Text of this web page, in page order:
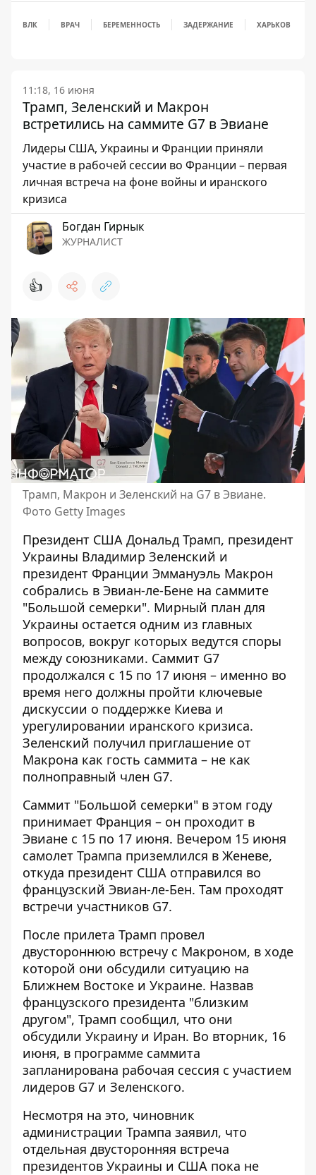
ВЛК ВРАЧ БЕРЕМЕННОСТЬ ЗАДЕРЖАНИЕ ХАРЬКОВ
11:18, 16 июня
Трамп, Зеленский и Макрон
встретились на саммите G7 в Эвиане
Лидеры США, Украины и Франции приняли
участие в рабочей сессии во Франции – первая
личная встреча на фоне войны и иранского
кризиса
Богдан Гирнык
ЖУРНАЛИСТ
👍
Трамп, Макрон и Зеленский на G7 в Эвиане.
Фото Getty Images
Президент США Дональд Трамп, президент
Украины Владимир Зеленский и
президент Франции Эммануэль Макрон
собрались в Эвиан-ле-Бене на саммите
"Большой семерки". Мирный план для
Украины остается одним из главных
вопросов, вокруг которых ведутся споры
между союзниками. Саммит G7
продолжался с 15 по 17 июня – именно во
время него должны пройти ключевые
дискуссии о поддержке Киева и
урегулировании иранского кризиса.
Зеленский получил приглашение от
Макрона как гость саммита – не как
полноправный член G7.
Саммит "Большой семерки" в этом году
принимает Франция – он проходит в
Эвиане с 15 по 17 июня. Вечером 15 июня
самолет Трампа приземлился в Женеве,
откуда президент США отправился во
французский Эвиан-ле-Бен. Там проходят
встречи участников G7.
После прилета Трамп провел
двустороннюю встречу с Макроном, в ходе
которой они обсудили ситуацию на
Ближнем Востоке и Украине. Назвав
французского президента "близким
другом", Трамп сообщил, что они
обсудили Украину и Иран. Во вторник, 16
июня, в программе саммита
запланирована рабочая сессия с участием
лидеров G7 и Зеленского.
Несмотря на это, чиновник
администрации Трампа заявил, что
отдельная двусторонняя встреча
президентов Украины и США пока не